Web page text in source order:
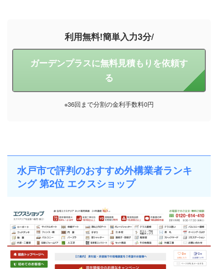
利用無料!簡単入力3分/
ガーデンプラスに無料見積もりを依頼す
る
※36回まで分割の金利手数料0円
水戸市で評判のおすすめ外構業者ランキ
ング 第2位 エクスショップ